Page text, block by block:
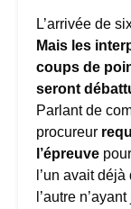
L’arrivée de
Mais les
coups de
seront
Parlant de
procureur
l’épreuve
l’un avait
l’autre